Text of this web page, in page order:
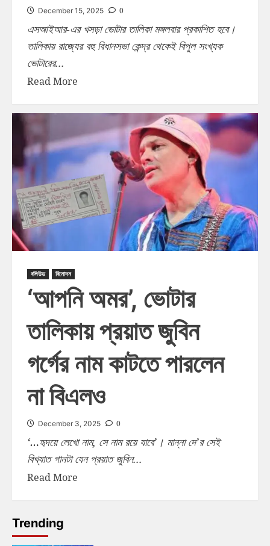
December 15, 2025 0
এসআইআর-এর খসড়া ভোটার তালিকা মঙ্গলবার প্রকাশিত হবে।
তালিকায় রাজ্যের বহু বিধানসভা কেন্দ্র থেকেই বিপুল সংখ্যক
ভোটারের...
Read More
বলিউড বিনোদন
‘আপনি অমর’, ভোটার
তালিকায় প্রয়াত জুবিন
গর্গের নাম কাটতে পারলেন
না বিএলও
December 3, 2025 0
‘…হৃদয়ে লেখো নাম, সে নাম রয়ে যাবে’। মান্না দে’র সেই
বিখ্যাত গানটা যেন প্রয়াত জুবিন...
Read More
Trending